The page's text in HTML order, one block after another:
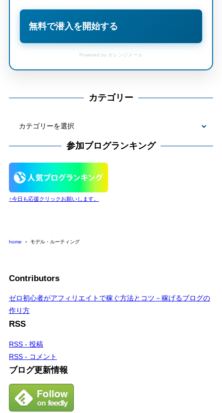
無料で潜入を開始する
Powered by オレンジメール
カテゴリー
テ
ー
参加ブログランキング
↑今日も応援クリックお願いします。
home モデル・ルーティング
Contributors
ゼロ初心者がアフィリエイトで稼ぐ方法とコツ－稼げるブログの
作り方
RSS
RSS - 投稿
RSS - コメント
ブログ更新情報